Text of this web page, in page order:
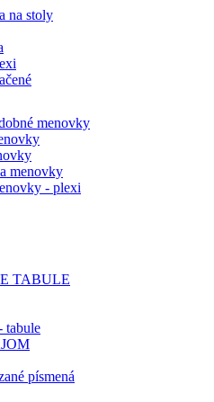
na stoly
menovky
menovky
- plexi
TABULE
tabule
písmená